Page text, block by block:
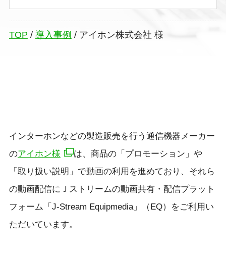
TOP / 導入事例 / アイホン株式会社 様
インターホンなどの製造販売を行う通信機器メーカー
のアイホン様
は、商品の「プロモーション」や
「取り扱い説明」で動画の利用を進めており、それら
の動画配信にＪストリームの動画共有・配信プラット
フォーム「J-Stream Equipmedia」（EQ）をご利用い
ただいています。